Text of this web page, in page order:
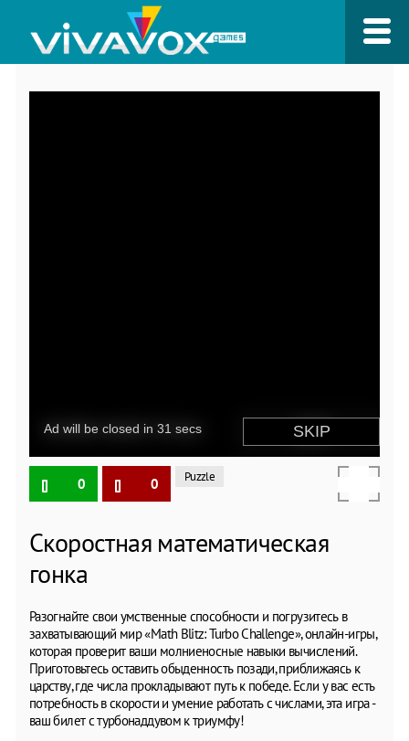
0 0 Puzzle
Скоростная математическая
гонка
Разогнайте свои умственные способности и погрузитесь в
захватывающий мир «Math Blitz: Turbo Challenge», онлайн-игры,
которая проверит ваши молниеносные навыки вычислений.
Приготовьтесь оставить обыденность позади, приближаясь к
царству, где числа прокладывают путь к победе. Если у вас есть
потребность в скорости и умение работать с числами, эта игра -
ваш билет с турбонаддувом к триумфу!